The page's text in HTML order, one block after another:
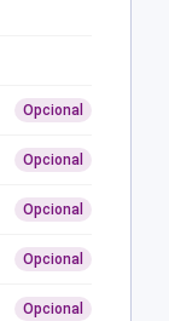
Opcional
Opcional
Opcional
Opcional
Opcional